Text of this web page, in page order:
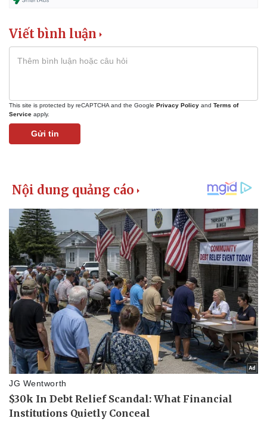
Kinh tế
Bất động sản
Khởi nghiệp
Thị trường
Viết bình luận
This site is protected by reCAPTCHA and the Google Privacy Policy and Terms of
Service apply.
Gửi tin